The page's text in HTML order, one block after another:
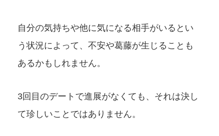
自分の気持ちや他に気になる相手がいるとい
う状況によって、不安や葛藤が生じることも
あるかもしれません。
3回目のデートで進展がなくても、それは決し
て珍しいことではありません。